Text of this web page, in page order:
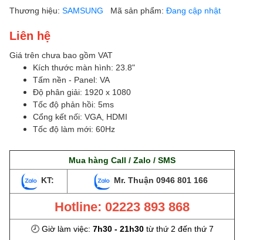
Thương hiệu: SAMSUNG Mã sản phẩm: Đang cập nhật
Liên hệ
Giá trên chưa bao gồm VAT
Kích thước màn hình: 23.8"
Tấm nền - Panel: VA
Độ phân giải: 1920 x 1080
Tốc độ phản hồi: 5ms
Cổng kết nối: VGA, HDMI
Tốc độ làm mới: 60Hz
Mua hàng Call / Zalo / SMS
KT: Mr. Thuận 0946 801 166
Hotline: 02223 893 868
🕗 Giờ làm việc: 7h30 - 21h30từ thứ 2 đến thứ 7